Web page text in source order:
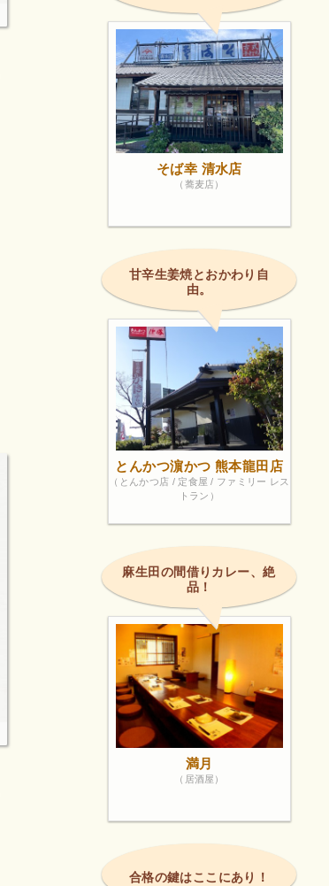
そば幸 清水店
（蕎麦店）
甘辛生姜焼とおかわり自
由。
とんかつ濵かつ 熊本龍田店
（とんかつ店 / 定食屋 / ファミリー レス
トラン）
麻生田の間借りカレー、絶
品！
満月
（居酒屋）
合格の鍵はここにあり！